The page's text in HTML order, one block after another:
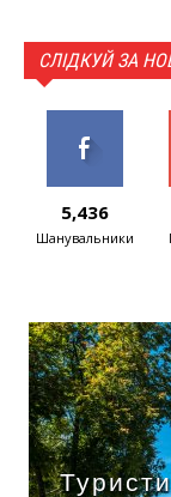
СЛІДКУЙ ЗА
5,436
Шанувальники